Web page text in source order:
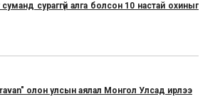
сураггүй алга болсон 10 настай охиныг
олон улсын аялал Монгол Улсад ирлээ